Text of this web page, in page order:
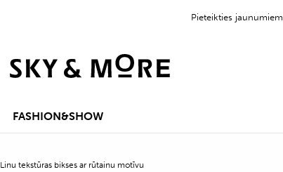
Pieteikties jaunumiem
FASHION&SHOW
Linu tekstūras bikses ar rūtainu motīvu